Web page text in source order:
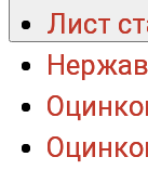
Лист
Лист